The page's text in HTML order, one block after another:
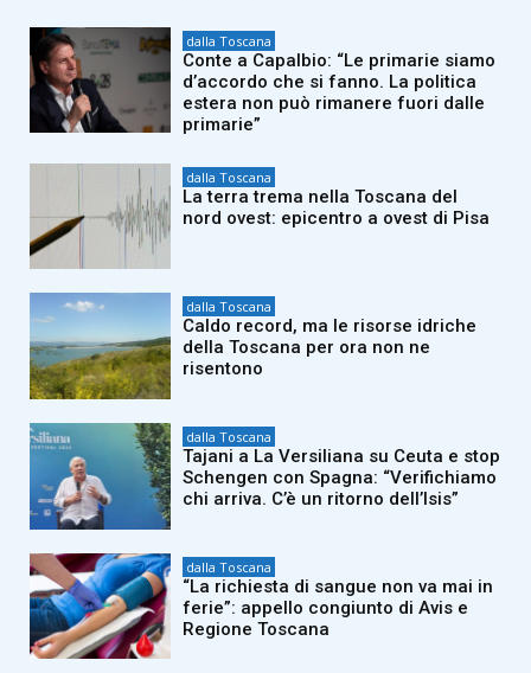
dalla Toscana
Conte a Capalbio: “Le primarie siamo
d’accordo che si fanno. La politica
estera non può rimanere fuori dalle
primarie”
dalla Toscana
La terra trema nella Toscana del
nord ovest: epicentro a ovest di Pisa
dalla Toscana
Caldo record, ma le risorse idriche
della Toscana per ora non ne
risentono
dalla Toscana
Tajani a La Versiliana su Ceuta e stop
Schengen con Spagna: “Verifichiamo
chi arriva. C’è un ritorno dell’Isis”
dalla Toscana
“La richiesta di sangue non va mai in
ferie”: appello congiunto di Avis e
Regione Toscana